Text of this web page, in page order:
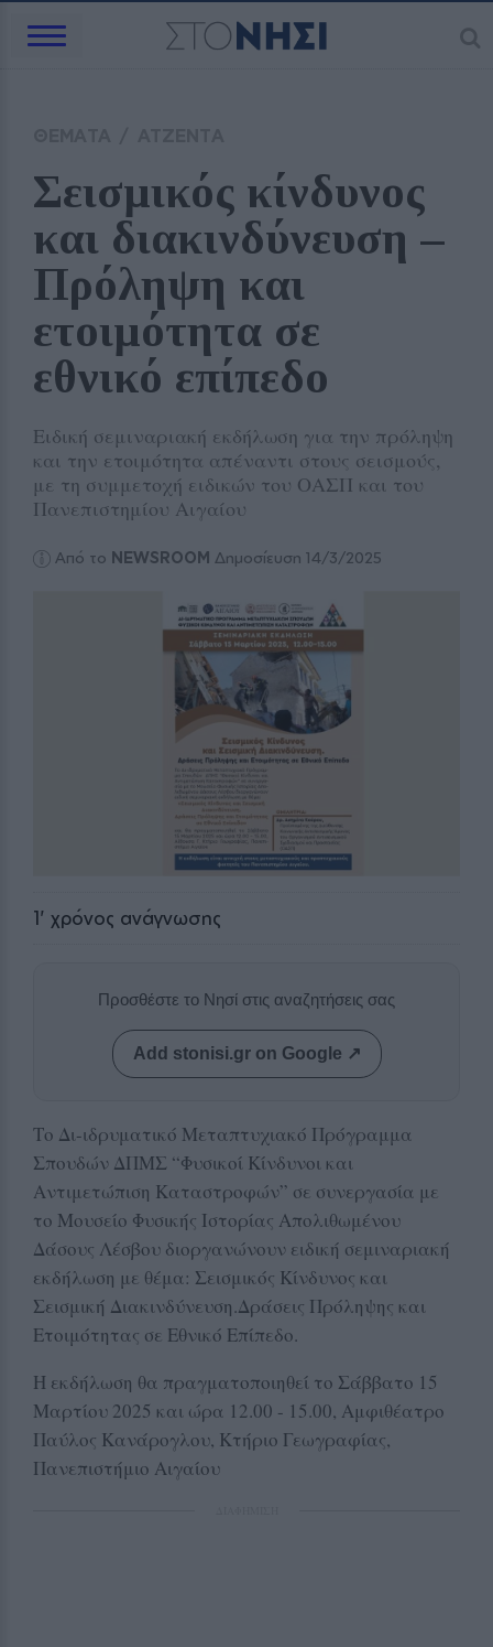
Σεισμικός κίνδυνος
και διακινδύνευση –
Πρόληψη και
ετοιμότητα σε
εθνικό επίπεδο
Ειδική σεμιναριακή εκδήλωση για την πρόληψη
και την ετοιμότητα απέναντι στους σεισμούς,
με τη συμμετοχή ειδικών του ΟΑΣΠ και του
Πανεπιστημίου Αιγαίου
Από το NEWSROOM Δημοσίευση 14/3/2025
1' χρόνος ανάγνωσης
Προσθέστε το Νησί στις αναζητήσεις σας
Add stonisi.gr on Google ↗
Το Δι-ιδρυματικό Μεταπτυχιακό Πρόγραμμα
Σπουδών ΔΠΜΣ “Φυσικοί Κίνδυνοι και
Αντιμετώπιση Καταστροφών” σε συνεργασία με
το Μουσείο Φυσικής Ιστορίας Απολιθωμένου
Δάσους Λέσβου διοργανώνουν ειδική σεμιναριακή
εκδήλωση με θέμα: Σεισμικός Κίνδυνος και
Σεισμική Διακινδύνευση.Δράσεις Πρόληψης και
Ετοιμότητας σε Εθνικό Επίπεδο.
Η εκδήλωση θα πραγματοποιηθεί το Σάββατο 15
Μαρτίου 2025 και ώρα 12.00 - 15.00, Αμφιθέατρο
Παύλος Κανάρογλου, Κτήριο Γεωγραφίας,
Πανεπιστήμιο Αιγαίου